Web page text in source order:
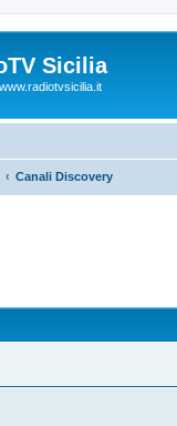
Sicilia
Canali Discovery